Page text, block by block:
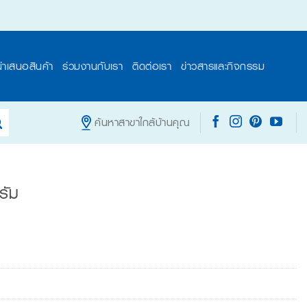
เสนอสินค้า ร่วมงานกับเรา ติดต่อเรา ข่าวสารและกิจกรรม
ค้นหาสาขาใกล้บ้านคุณ
ม